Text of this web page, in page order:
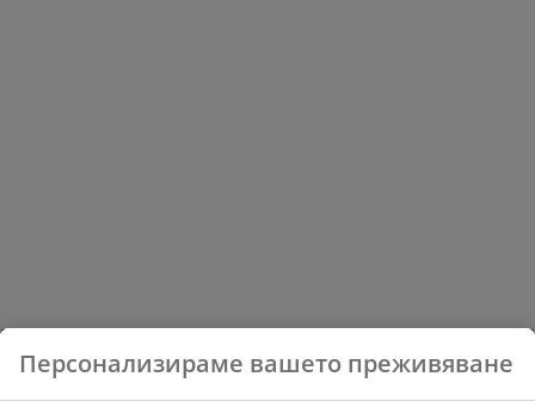
Персонализираме вашето преживяване